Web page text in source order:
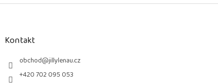
Z
Kontakt
obchod@jillylenau.cz
+420 702 095 053